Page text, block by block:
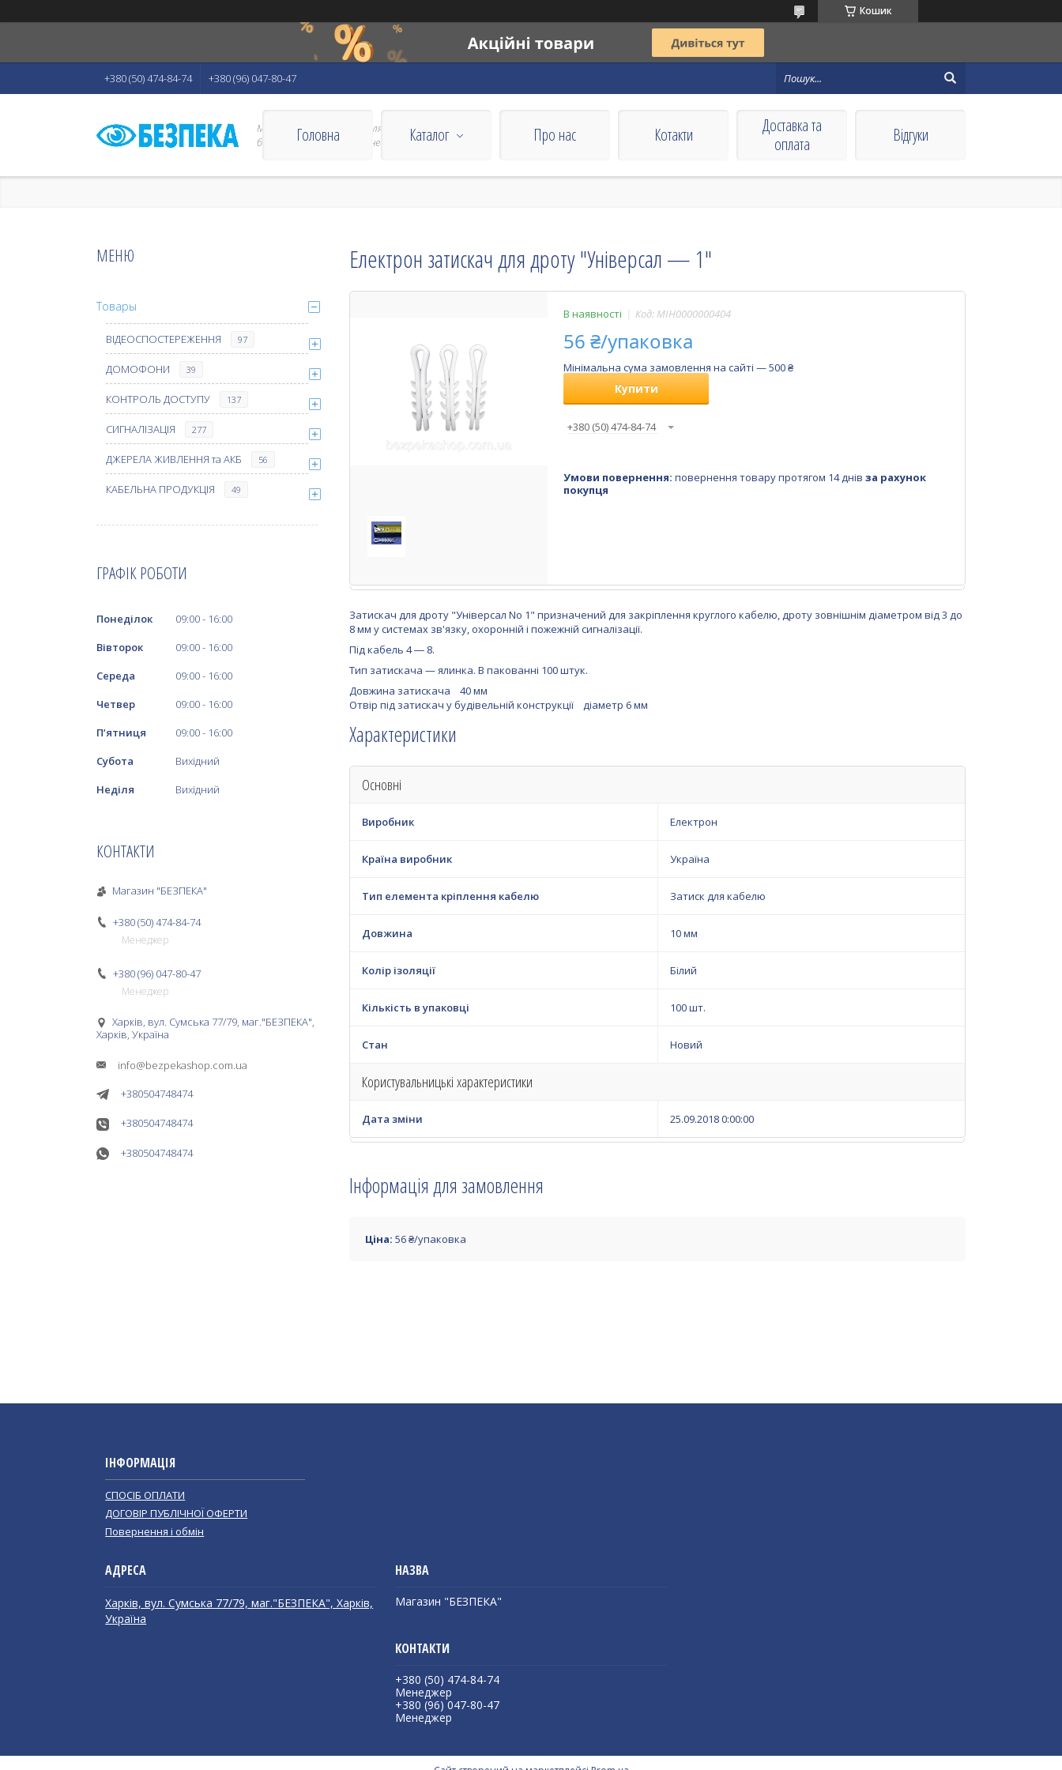
Кошик
+380 (50) 474-84-74 +380 (96) 047-80-47
Магазин "Безпека" - все для
безпеки Вас і Вашого бізнесу
Головна Каталог Про нас Котакти
Доставка та
оплата
Вiдгуки
Електрон затискач для дроту "Універсал — 1"
В наявності Код: MIH0000000404
56 ₴/упаковка
Мінімальна сума замовлення на сайті — 500 ₴
Купити
+380 (50) 474-84-74
повернення товару протягом 14 днів за рахунок
покупця
Затискач для дроту "Універсал No 1" призначений для закріплення круглого кабелю, дроту зовнішнім діаметром від 3 до
8 мм у системах зв'язку, охоронній і пожежній сигналізації.
Під кабель 4 ― 8.
Тип затискача — ялинка. В пакованні 100 штук.
Довжина затискача 40 мм
Отвір під затискач у будівельній конструкції діаметр 6 мм
Характеристики
Основні
Виробник Електрон
Країна виробник Україна
Тип елемента кріплення кабелю Затиск для кабелю
Довжина 10 мм
Колір ізоляції Білий
Кількість в упаковці 100 шт.
Стан Новий
Користувальницькі характеристики
Дата зміни 25.09.2018 0:00:00
Інформація для замовлення
Ціна: 56 ₴/упаковка
Товары
ВІДЕОСПОСТЕРЕЖЕННЯ 97
ДОМОФОНИ 39
КОНТРОЛЬ ДОСТУПУ 137
СИГНАЛІЗАЦІЯ 277
ДЖЕРЕЛА ЖИВЛЕННЯ та АКБ 56
КАБЕЛЬНА ПРОДУКЦІЯ 49
ГРАФІК РОБОТИ
Понеділок 09:00
16:00
Вівторок
09:00
16:00
Середа
09:00
16:00
Четвер
09:00
16:00
Пʼятниця
09:00
16:00
Субота
Вихідний
Неділя
Вихідний
КОНТАКТИ
Магазин "БЕЗПЕКА"
+380 (50) 474-84-74
Менеджер
+380 (96) 047-80-47
Менеджер
Харків, вул. Сумська 77/79, маг."БЕЗПЕКА",
Харків, Україна
info@bezpekashop.com.ua
+380504748474
+380504748474
+380504748474
ІНФОРМАЦІЯ
СПОСІБ ОПЛАТИ
ДОГОВІР ПУБЛІЧНОЇ ОФЕРТИ
Повернення і обмін
Харків, вул. Сумська 77/79, маг."БЕЗПЕКА", Харків,
Україна
Магазин "БЕЗПЕКА"
+380 (50) 474-84-74
Менеджер
+380 (96) 047-80-47
Менеджер